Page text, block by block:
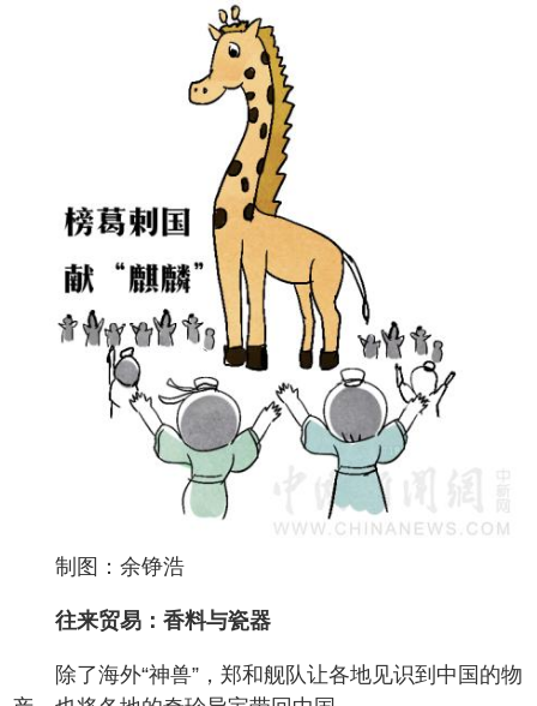
制图：余铮浩
往来贸易：香料与瓷器
除了海外“神兽”，郑和舰队让各地见识到中国的物